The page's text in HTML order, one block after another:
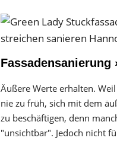
Fassadensanierung
Äußere Werte erhalten. Weil
nie zu früh, sich mit dem
zu beschäftigen, denn
"unsichtbar". Jedoch nicht